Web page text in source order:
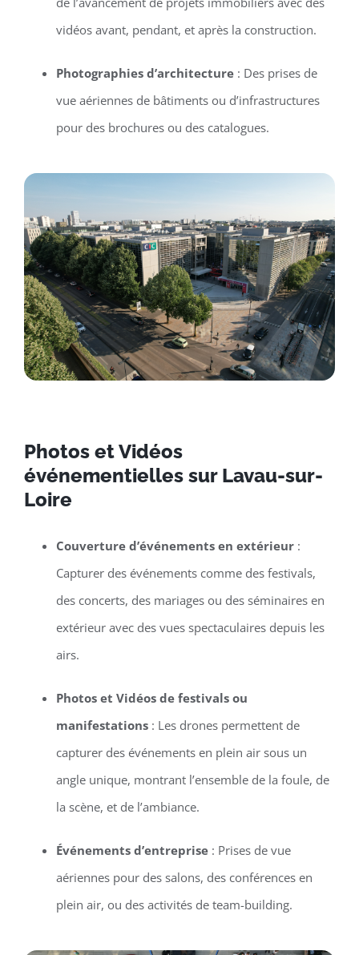
vidéos avant, pendant, et après la construction.
Photographies d’architecture: Des prises de
vue aériennes de bâtiments ou d’infrastructures
pour des brochures ou des catalogues.
Photos et Vidéos
événementielles sur Lavau-sur-
Loire
Couverture d’événements en extérieur:
Capturer des événements comme des festivals,
des concerts, des mariages ou des séminaires en
extérieur avec des vues spectaculaires depuis les
airs.
Photos et Vidéos de festivals ou
manifestations: Les drones permettent de
capturer des événements en plein air sous un
angle unique, montrant l’ensemble de la foule, de
la scène, et de l’ambiance.
Événements d’entreprise: Prises de vue
aériennes pour des salons, des conférences en
plein air, ou des activités de team-building.